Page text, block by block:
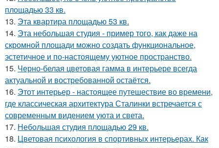
площадью 33 кв.
13. Эта квартира площадью 53 кв.
14. Эта небольшая студия - пример того, как даже на
скромной площади можно создать функциональное,
эстетичное и по-настоящему уютное пространство.
15. Черно-белая цветовая гамма в интерьере всегда
актуальной и востребованной остаётся.
16. Этот интерьер - настоящее путешествие во времени,
где классическая архитектура Сталинки встречается с
современным видением уюта и света.
17. Небольшая студия площадью 29 кв.
18. Цветовая психология в спортивных интерьерах. Как